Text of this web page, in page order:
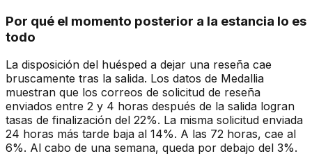
Por qué el momento posterior a la estancia lo es
todo
La disposición del huésped a dejar una reseña cae
bruscamente tras la salida. Los datos de Medallia
muestran que los correos de solicitud de reseña
enviados entre 2 y 4 horas después de la salida logran
tasas de finalización del 22%. La misma solicitud enviada
24 horas más tarde baja al 14%. A las 72 horas, cae al
6%. Al cabo de una semana, queda por debajo del 3%.